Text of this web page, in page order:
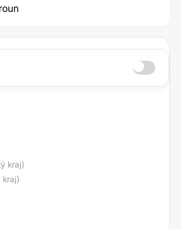
kraj)
kraj)